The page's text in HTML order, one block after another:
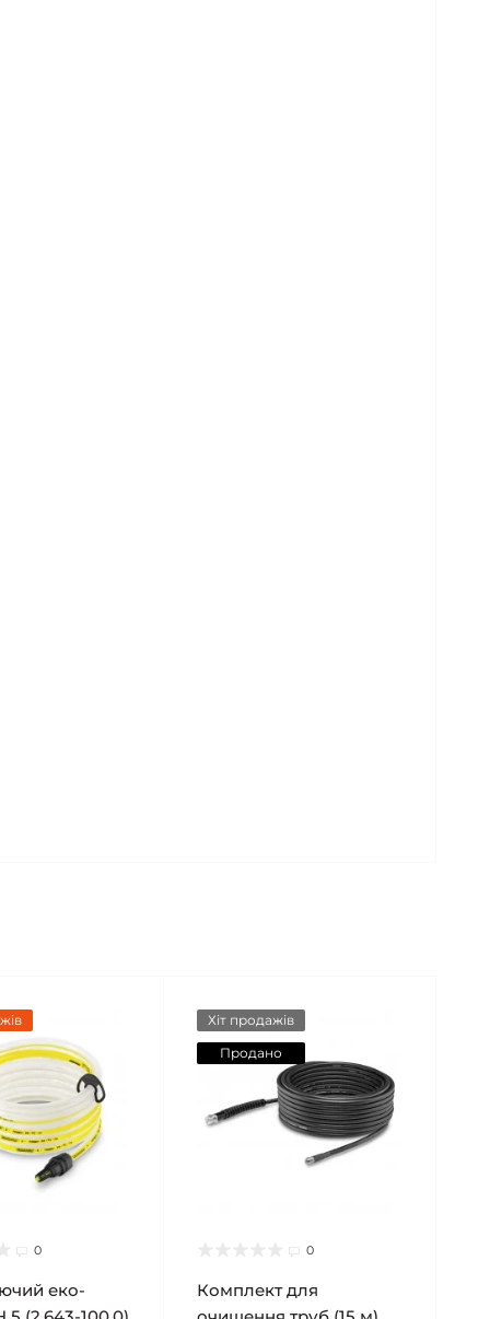
0
еко-
Хіт продажів
Продано
0
Комплект для